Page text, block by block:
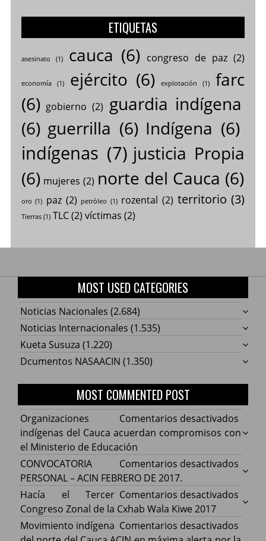
ETIQUETAS
asesinato (1) cauca (6) congreso de paz(2)
economía(1) ejército (6) explotación (1)
farc
(6) gobierno (2) guardia indígena
(6) guerrilla (6) Indígena (6)
indígenas (7) justicia Propia
(6) mujeres (2) norte del Cauca (6)
oro (1) paz (2) petróleo (1) rozental (2) territorio (3)
Tierras(1) TLC(2) víctimas (2)
MOST USED CATEGORIES
Noticias Nacionales (2.684)
Noticias Internacionales (1.535)
Kueta Susuza (1.220)
Dcumentos NASAACIN (1.350)
MOST COMMENTED POST
Comentarios desactivados
Cauca
con
Organizaciones
indígenas del Cauca acuerdan compromisos con
el Ministerio de Educación
Comentarios desactivados
ACIN
CONVOCATORIA
PERSONAL – ACIN FEBRERO DE 2017.
Comentarios desactivados
Hacía
Hacía el Tercer
Congreso Zonal de la Cxhab Wala Kiwe 2017
Comentarios desactivados
Movimiento indígena